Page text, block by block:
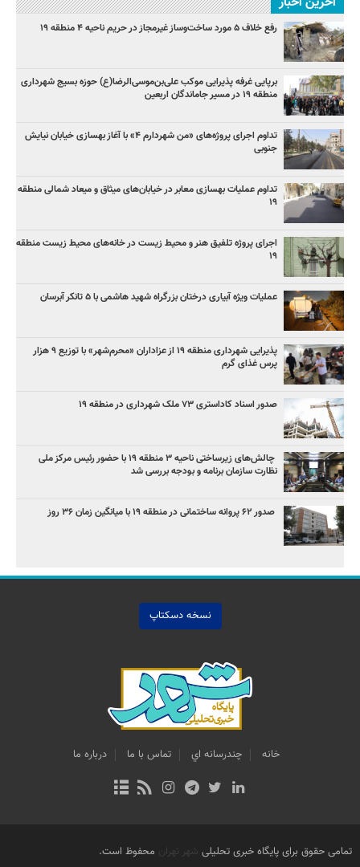
رفع خلاف ۵ مورد ساخت‌وساز غیرمجاز در حریم ناحیه ۴ منطقه ۱۹
برپایی غرفه پذیرایی موکب علی‌بن‌موسی‌الرضا(ع) حوزه بسیج شهرداری
منطقه ۱۹ در مسیر جاماندگان اربعین
تداوم اجرای پروژه‌های «من شهردارم ۴» با آغاز بهسازی خیابان نیایش
جنوبی
تداوم عملیات بهسازی معابر در خیابان‌های میثاق و میعاد شمالی منطقه
۱۹
اجرای پروژه تلفیق هنر و محیط زیست در خانه‌های محیط زیست منطقه
۱۹
عملیات ویژه آبیاری درختان بزرگراه شهید هاشمی با ۵ تانکر آبرسان
پذیرایی شهرداری منطقه ۱۹ از عزاداران «محرم‌شهر» با توزیع ۹ هزار
پرس غذای گرم
صدور اسناد کاداستری ۷۳ ملک شهرداری در منطقه ۱۹
چالش‌های زیرساختی ناحیه ۳ منطقه ۱۹ با حضور رئیس مرکز ملی
نظارت سازمان برنامه و بودجه بررسی شد
صدور ۶۲ پروانه ساختمانی در منطقه ۱۹ با میانگین زمان ۳۶ روز
نسخه دسکتاپ
خانه چندرسانه اي تماس با ما درباره ما
تمامی حقوق برای پایگاه خبری تحلیلی شهر تهران محفوظ است.